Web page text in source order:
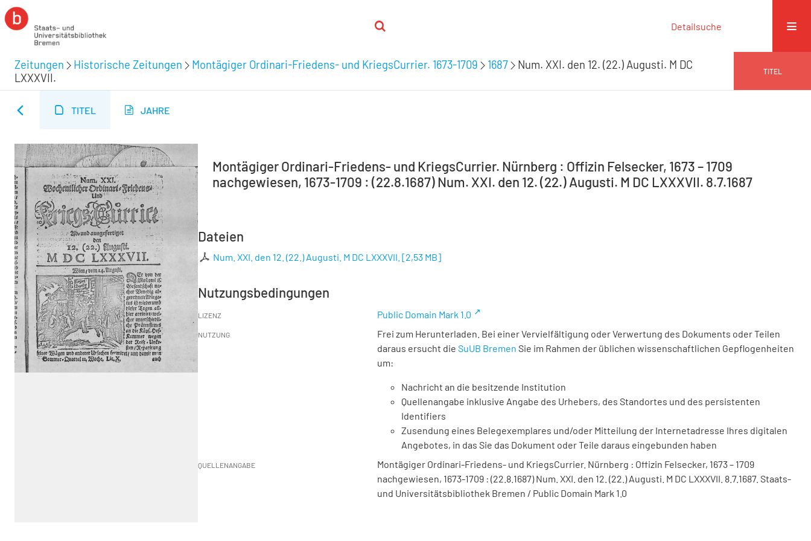
Detailsuche
Zeitungen Historische Zeitungen Montägiger Ordinari-Friedens- und KriegsCurrier. 1673-1709 1687
Num. XXI. den 12. (22.) Augusti. M DC
LXXXVII.
TITEL
TITEL JAHRE
Montägiger Ordinari-Friedens- und KriegsCurrier. Nürnberg : Offizin Felsecker, 1673 – 1709
nachgewiesen, 1673-1709 : (22.8.1687) Num. XXI. den 12. (22.) Augusti. M DC LXXXVII. 8.7.1687
Dateien
Num. XXI. den 12. (22.) Augusti. M DC LXXXVII. [2,53 MB]
Nutzungsbedingungen
LIZENZ Public Domain Mark 1.0
NUTZUNG
Frei zum Herunterladen. Bei einer Vervielfältigung oder Verwertung des Dokuments oder Teilen
daraus ersucht die SuUB Bremen Sie im Rahmen der üblichen wissenschaftlichen Gepflogenheiten
um:
Nachricht an die besitzende Institution
Quellenangabe inklusive Angabe des Urhebers, des Standortes und des persistenten
Identifiers
Zusendung eines Belegexemplares und/oder Mitteilung der Internetadresse Ihres digitalen
Angebotes, in das Sie das Dokument oder Teile daraus eingebunden haben
QUELLENANGABE
Montägiger Ordinari-Friedens- und KriegsCurrier. Nürnberg : Offizin Felsecker, 1673 – 1709
nachgewiesen, 1673-1709 : (22.8.1687) Num. XXI. den 12. (22.) Augusti. M DC LXXXVII. 8.7.1687. Staats-
und Universitätsbibliothek Bremen / Public Domain Mark 1.0